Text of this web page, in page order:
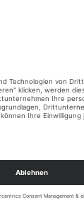
VDS, die
23.04.2025